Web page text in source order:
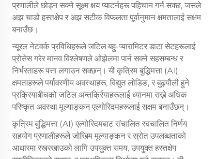
प्रणालीले छोड्न सक्ने सूक्ष्म क्षय प्याटर्नहरू पहिचान गर्न सक्छ, जसले
अझ चाडो हस्तक्षेप र अझ सटीक विफलता पूर्वानुमान क्षमतालाई सक्षम
बनाउँछ।
न्यूरल नेटवर्क प्रविधिहरूले जटिल बहु-प्यारामिटर डाटा सेटहरूलाई
प्रोसेस गरेर मानव विश्लेषणले ओझेलमा पार्न सक्ने सहसम्बन्ध र
निर्भरताहरू पत्ता लगाउन सक्छन्। यी कृत्रिम बुद्धिमत्ता (AI)
क्षमताहरूले पर्यावरणीय अवस्थाहरू, विद्युत लोडिङ, र बुढ्यौली हुने
प्रक्रियाबीचको जटिल अन्तर्क्रियाहरूलाई ध्यानमा राख्ने अधिक
परिष्कृत अवस्था मूल्याङ्कन एल्गोरिदमहरूलाई सक्षम बनाउँछन्।
कृत्रिम बुद्धिमत्ता (AI) एल्गोरिदमबाट संचालित स्वचालित निर्णय
सहयोग प्रणालीहरूले जोखिम मूल्याङ्कन र स्रोत उपलब्धताको
आधारमा रखरखाउको लागि उपयुक्त समय, उपयुक्त हस्तक्षेप